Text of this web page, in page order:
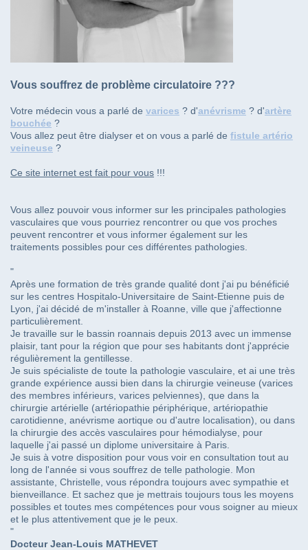
Vous souffrez de problème circulatoire ???
Votre médecin vous a parlé de varices ? d'anévrisme ? d'artère
bouchée ?
Vous allez peut être dialyser et on vous a parlé de fistule artério
veineuse ?
Ce site internet est fait pour vous !!!
Vous allez pouvoir vous informer sur les principales pathologies
vasculaires que vous pourriez rencontrer ou que vos proches
peuvent rencontrer et vous informer également sur les
traitements possibles pour ces différentes pathologies.
"
Après une formation de très grande qualité dont j'ai pu bénéficié
sur les centres Hospitalo-Universitaire de Saint-Etienne puis de
Lyon, j'ai décidé de m'installer à Roanne, ville que j'affectionne
particulièrement.
Je travaille sur le bassin roannais depuis 2013 avec un immense
plaisir, tant pour la région que pour ses habitants dont j'apprécie
régulièrement la gentillesse.
Je suis spécialiste de toute la pathologie vasculaire, et ai une très
grande expérience aussi bien dans la chirurgie veineuse (varices
des membres inférieurs, varices pelviennes), que dans la
chirurgie artérielle (artériopathie périphérique, artériopathie
carotidienne, anévrisme aortique ou d'autre localisation), ou dans
la chirurgie des accès vasculaires pour hémodialyse, pour
laquelle j'ai passé un diplome universitaire à Paris.
Je suis à votre disposition pour vous voir en consultation tout au
long de l'année si vous souffrez de telle pathologie. Mon
assistante, Christelle, vous répondra toujours avec sympathie et
bienveillance. Et sachez que je mettrais toujours tous les moyens
possibles et toutes mes compétences pour vous soigner au mieux
et le plus attentivement que je le peux.
"
Docteur Jean-Louis MATHEVET